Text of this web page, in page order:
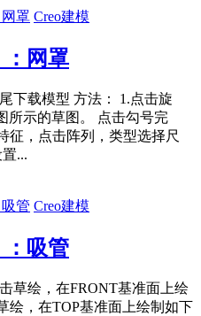
Creo建模
：网罩
下载模型 方法： 1.点击旋
所示的草图。 点击勾号完
征，点击阵列，类型选择尺
...
Creo建模
：吸管
草绘，在FRONT基准面上绘
绘，在TOP基准面上绘制如下